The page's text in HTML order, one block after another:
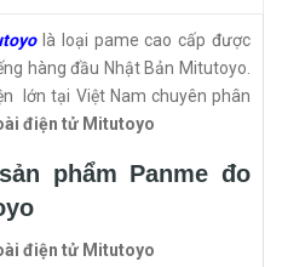
là loại pame cao cấp được
hàng đầu Nhật Bản Mitutoyo.
lớn tại Việt Nam chuyên phân
điện tử Mitutoyo
phẩm Panme đo
điện tử Mitutoyo